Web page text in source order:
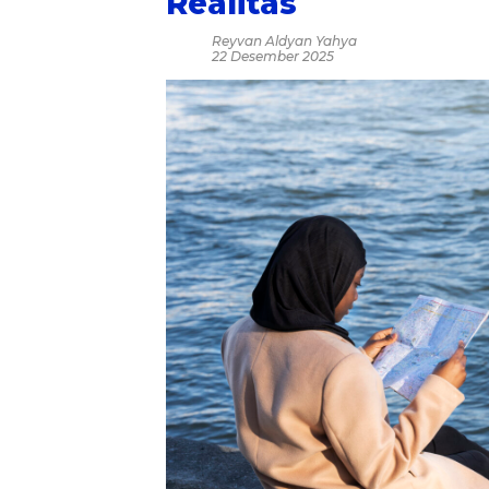
Reyvan Aldyan Yahya
22 Desember 2025